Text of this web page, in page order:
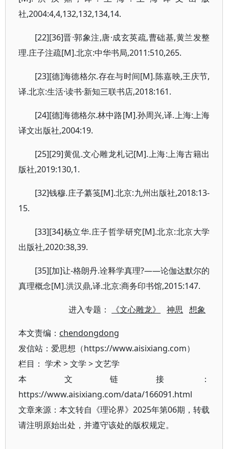
社,2004:4,4,132,132,134,14.
[22][36]晋·郭象注,唐·成玄英疏,曹础基,黄兰发整
理.庄子注疏[M].北京:中华书局,2011:510,265.
[23][德]海德格尔.存在与时间[M].陈嘉映,王庆节,
译.北京:生活·读书·新知三联书店,2018:161.
[24][德]海德格尔.林中路[M].孙周兴,译.上海:上海
译文出版社,2004:19.
[25][29]黄侃.文心雕龙札记[M].上海:上海古籍出
版社,2019:130,1.
[32]钱穆.庄子纂笺[M].北京:九州出版社,2018:13-
15.
[33][34]杨立华.庄子哲学研究[M].北京:北京大学
出版社,2020:38,39.
[35][加]让-格朗丹.诠释学真理?——论伽达默尔的
真理概念[M].洪汉鼎,译.北京:商务印书馆,2015:147.
进入专题： 《文心雕龙》 神思 想象
本文责编： chendongdong
发信站：爱思想（https://www.aisixiang.com）
栏目： 学术>文学 >文艺学
本文链接：
https://www.aisixiang.com/data/166091.html
文章来源：本文转自《理论界》2025年第06期，转载
请注明原始出处，并遵守该处的版权规定。